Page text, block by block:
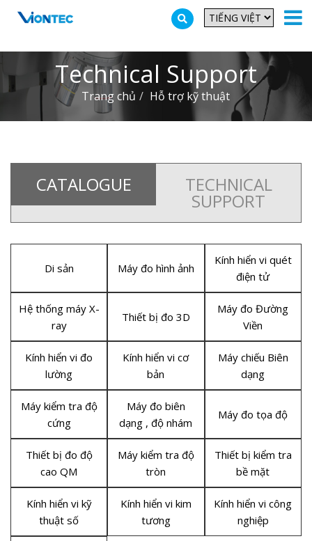
Additionally, paste this code immediately after the opening tag:
Technical Support
Trang chủ Hỗ trợ kỹ thuật
CATALOGUE TECHNICAL
SUPPORT
Di sản Máy đo hình ảnh
Kính hiển vi quét
điện tử
Hệ thống máy X-
ray
Thiết bị đo 3D
Máy đo Đường
Viền
Kính hiển vi đo
lường
Kính hiển vi cơ
bản
Máy chiếu Biên
dạng
Máy kiểm tra độ
cứng
Máy đo biên
dạng , độ nhám
Máy đo tọa độ
Thiết bị đo độ
cao QM
Máy kiểm tra độ
tròn
Thiết bị kiểm tra
bề mặt
Kính hiển vi kỹ
thuật số
Kính hiển vi kim
tương
Kính hiển vi công
nghiệp